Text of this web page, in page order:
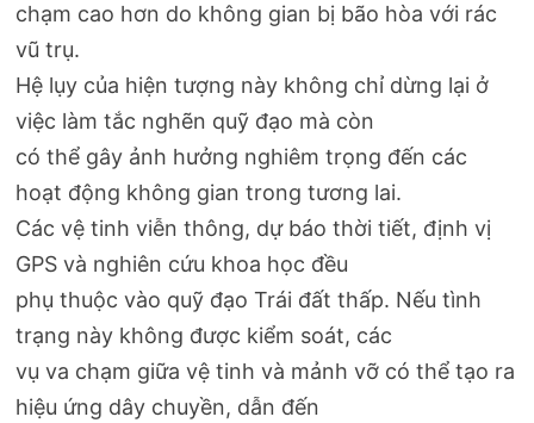
chạm cao hơn do không gian bị bão hòa với rác
vũ trụ.
Hệ lụy của hiện tượng này không chỉ dừng lại ở
việc làm tắc nghẽn quỹ đạo mà còn
có thể gây ảnh hưởng nghiêm trọng đến các
hoạt động không gian trong tương lai.
Các vệ tinh viễn thông, dự báo thời tiết, định vị
GPS và nghiên cứu khoa học đều
phụ thuộc vào quỹ đạo Trái đất thấp. Nếu tình
trạng này không được kiểm soát, các
vụ va chạm giữa vệ tinh và mảnh vỡ có thể tạo ra
hiệu ứng dây chuyền, dẫn đến